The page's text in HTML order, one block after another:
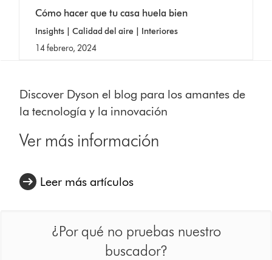
Cómo hacer que tu casa huela bien
Insights | Calidad del aire | Interiores
14 febrero, 2024
Discover Dyson el blog para los amantes de
la tecnología y la innovación
Ver más información
Leer más artículos
¿Por qué no pruebas nuestro
buscador?